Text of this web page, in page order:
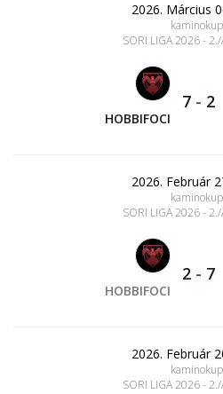
2026. Március
SORI LIGA 2026 -
HOBBIFOCI
7 - 2
2026. Február
SORI LIGA 2026 -
HOBBIFOCI
2 - 7
2026. Február
SORI LIGA 2026 -